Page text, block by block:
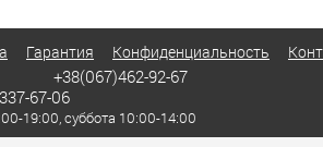
Гарантия Конфиденциальность
+38(067)462-92-67
67-06
19:00, суббота 10:00-14:00